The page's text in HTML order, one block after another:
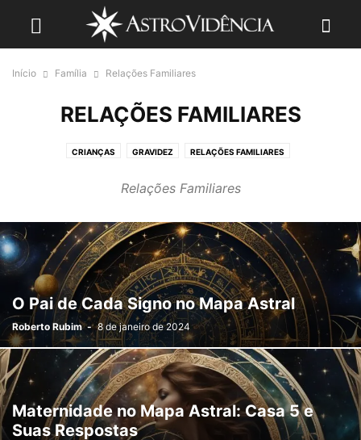
Início Família Relações Familiares
RELAÇÕES FAMILIARES
CRIANÇAS GRAVIDEZ RELAÇÕES FAMILIARES
Relações Familiares
O Pai de Cada Signo no Mapa Astral
Roberto Rubim - 8 de janeiro de 2024
Maternidade no Mapa Astral: Casa 5 e
Suas Respostas